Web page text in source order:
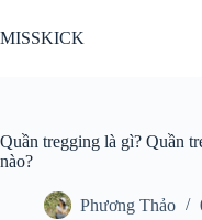
đến
phần
MISSKICK
Quần tregging là gì? Quần
nào?
Phương Thảo